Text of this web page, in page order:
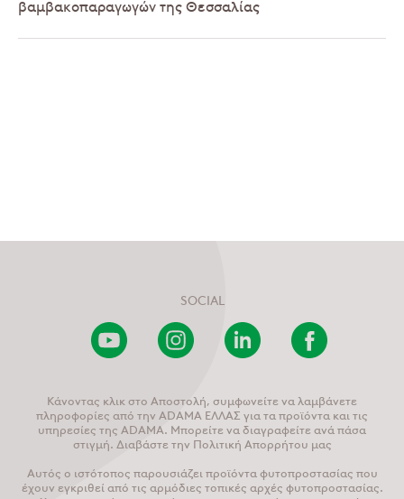
βαμβακοπαραγωγών της Θεσσαλίας
SOCIAL
Youtube
Channel
Instagram LinkedIn
Κάνοντας κλικ στο Αποστολή, συμφωνείτε να λαμβάνετε
πληροφορίες από την ADAMA ΕΛΛΑΣ για τα προϊόντα και τις
υπηρεσίες της ADAMA. Μπορείτε να διαγραφείτε ανά πάσα
στιγμή. Διαβάστε την Πολιτική Απορρήτου μας
Αυτός ο ιστότοπος παρουσιάζει προϊόντα φυτοπροστασίας που
έχουν εγκριθεί από τις αρμόδιες τοπικές αρχές φυτοπροστασίας.